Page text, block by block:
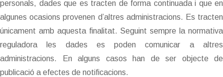
personals, dades que es tracten de forma continuada i que en
algunes ocasions provenen d’altres administracions. Es tracten
únicament amb aquesta finalitat. Seguint sempre la normativa
reguladora les dades es poden comunicar a altres
administracions. En alguns casos han de ser objecte de
publicació a efectes de notificacions.